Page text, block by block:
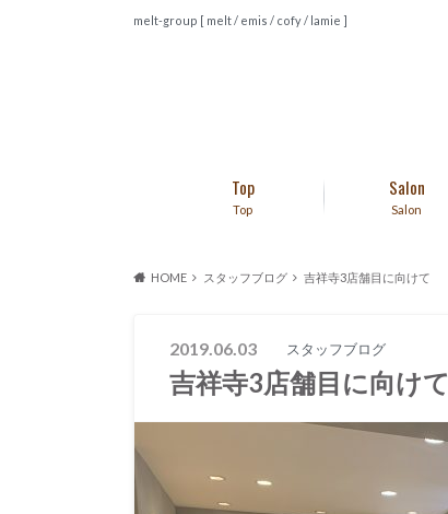
melt-group [ melt / emis / cofy / lamie ]
Top
Top
Salon
Salon
HOME スタッフブログ 吉祥寺3店舗目に向けて
2019.06.03 スタッフブログ
吉祥寺3店舗目に向けて